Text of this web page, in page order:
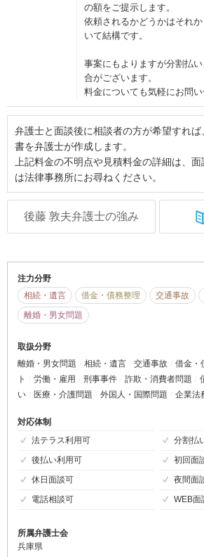
の額をご提示します。
依頼されるかどうかはそれ
いて結構です。
事案にもよりますが分割払
合がございます。
料金についても気軽にお問い
弁護士と面談後に相談者の方が希望すれ
書を弁護士が作成します。
上記料金の不明点や見積料金の詳細は、
は法律事務所にお尋ねください。
後藤 敦夫弁護士の強み
注力分野
相続・遺言
借金・債務整理 交通事故
離婚・男女問題
取扱分野
離婚・男女問題
相続・遺言 交通事故 借金・
ト
労働・雇用 刑事事件 詐欺・消費者問題
い
医療・介護問題 外国人・国際問題 企業法
対応体制
法テラス利用可
分割払
後払い利用可
初回面
休日面談可
夜間面
電話相談可
WEB面
所属弁護士会
兵庫県